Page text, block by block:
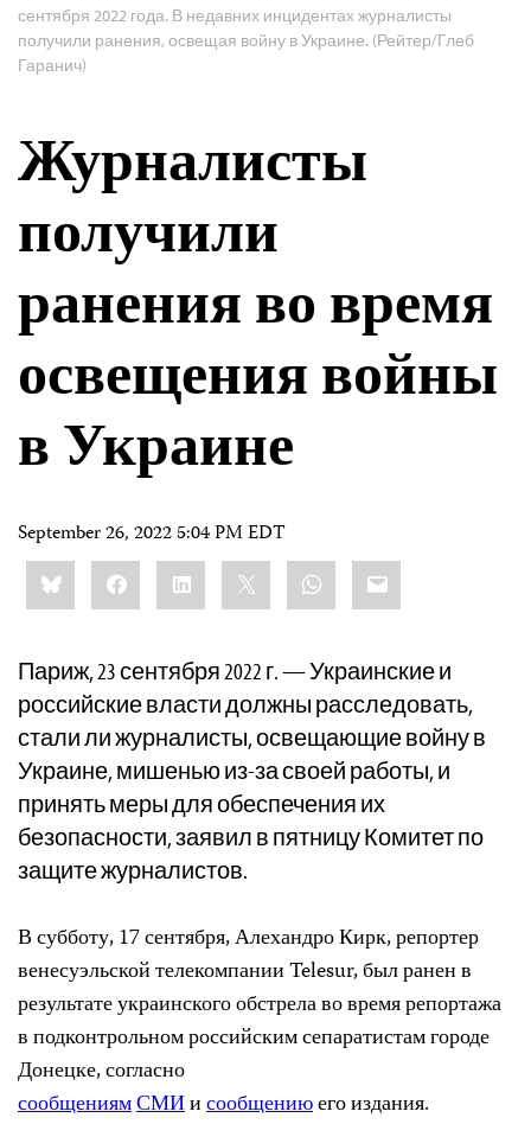
сентября 2022 года. В недавних инцидентах журналисты
получили ранения, освещая войну в Украине. (Рейтер/Глеб
Гаранич)
Журналисты
получили
ранения во время
освещения войны
в Украине
September 26, 2022 5:04 PM EDT
Share
this:BlueskyFacebookLinkedIn WhatsApp
Email
Париж, 23 сентября 2022 г. — Украинские и
российские власти должны расследовать,
стали ли журналисты, освещающие войну в
Украине, мишенью из-за своей работы, и
принять меры для обеспечения их
безопасности, заявил в пятницу Комитет по
защите журналистов.
В субботу, 17 сентября, Алехандро Кирк, репортер
венесуэльской телекомпании Telesur, был ранен в
результате украинского обстрела во время репортажа
в подконтрольном российским сепаратистам городе
Донецке, согласно
сообщениямСМИисообщениюего издания.